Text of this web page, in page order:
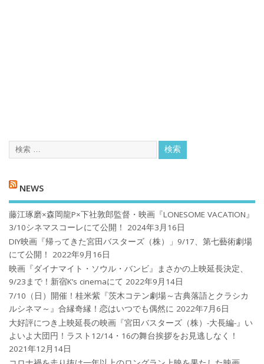
NEWS
藤江琢磨×森岡龍P×下社敦郎監督・映画『LONESOME VACATION』
3/10シネマスコーレにて公開！
2024年3月16日
DIY映画『帰ってきた宮田バスターズ（株）」9/17、第七藝術劇場
にて公開！
2022年9月16日
映画『ダイナマイト・ソウル・バンビ』まさかの上映延長決定、
9/23まで！新宿K’s cinemaにて 2022年9月14日
7/10（日）開催！桂米紫『茨木コテン劇場～古典落語とクラシカ
ルシネマ～』合縁奇縁！恋はいつでも偶然に 2022年7月6日
大好評につき上映延長の映画『宮田バスターズ（株）-大長編-』い
よいよ大団円！ラスト12/14・16の舞台挨拶をお見逃しなく！
2021年12月14日